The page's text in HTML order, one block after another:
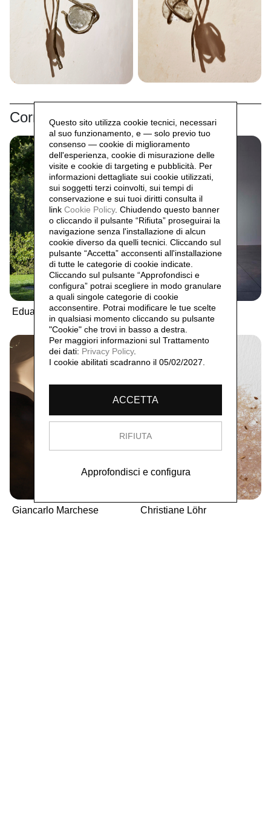
Correlati
Eduardo Chillida Umberto Cavenago
Giancarlo Marchese Christiane Löhr
Questo sito utilizza cookie tecnici, necessari
al suo funzionamento, e — solo previo tuo
consenso — cookie di miglioramento
dell'esperienza, cookie di misurazione delle
visite e cookie di targeting e pubblicità. Per
informazioni dettagliate sui cookie utilizzati,
sui soggetti terzi coinvolti, sui tempi di
conservazione e sui tuoi diritti consulta il
link Cookie Policy. Chiudendo questo banner
o cliccando il pulsante “Rifiuta” proseguirai la
navigazione senza l'installazione di alcun
cookie diverso da quelli tecnici. Cliccando sul
pulsante “Accetta” acconsenti all'installazione
di tutte le categorie di cookie indicate.
Cliccando sul pulsante “Approfondisci e
configura” potrai scegliere in modo granulare
a quali singole categorie di cookie
acconsentire. Potrai modificare le tue scelte
in qualsiasi momento cliccando su pulsante
"Cookie" che trovi in basso a destra.
Per maggiori informazioni sul Trattamento
dei dati: Privacy Policy.
I cookie abilitati scadranno il 05/02/2027.
ACCETTA
RIFIUTA
Approfondisci e configura